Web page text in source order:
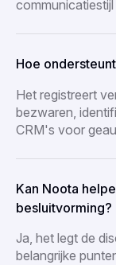
Hoe
Het registreert
bezwaren,
CRM's voor
Kan Noota
besluitvorming?
Ja, het legt de
belangrijke